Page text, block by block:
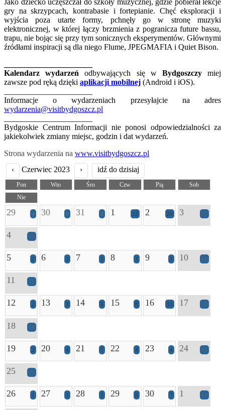
gry na skrzypcach, kontrabasie i fortepianie. Chęć eksploracji i
wyjścia poza utarte formy, pchnęły go w stronę muzyki
elektronicznej, w której łączy brzmienia z pogranicza future bassu,
trapu, nie bojąc się przy tym sonicznych eksperymentów. Głównymi
źródłami inspiracji są dla niego Flume, JPEGMAFIA i Quiet Bison.
Kalendarz wydarzeń odbywających się wBydgoszczymiej
zawsze pod ręką dzięki aplikacji mobilnej (Android i iOS).
Informacje o wydarzeniach przesyłajcie na adres
wydarzenia@visitbydgoszcz.pl
Bydgoskie Centrum Informacji nie ponosi odpowiedzialności za
jakiekolwiek zmiany miejsc, godzin i dat wydarzeń.
Strona wydarzenia na www.visitbydgoszcz.pl
‹
Czerwiec 2023 › idź do dzisiaj
Pon Wto Śro Czw Pią
Sob
Nie
29 4 30 8 31 9 1 22 2 20 3 22
4 14
5 2 6 2 7 3 8 3 9 5 10 15
11 19
12 2 13 3 14 6 15 8 16 15 17 23
18 18
19 2 20 4 21 7 22 4 23 4 24 12
25 21
26 1 27 1 28 3 29 5 30 7 1 10